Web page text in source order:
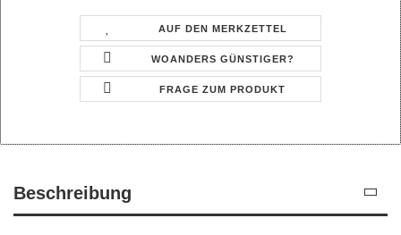
AUF DEN MERKZETTEL
WOANDERS GÜNSTIGER?
FRAGE ZUM PRODUKT
Beschreibung